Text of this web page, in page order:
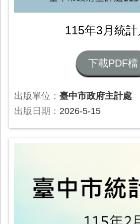
115年3月統計
下載PDF檔
出版單位： 臺中市政府主計處
出版日期： 2026-5-15